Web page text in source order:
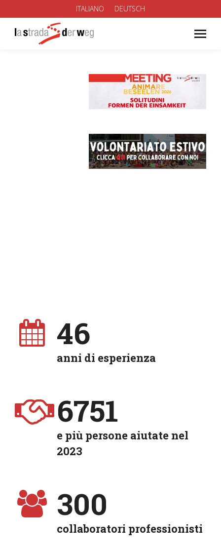
ITALIANO DEUTSCH
46
anni di esperienza
6751
e più persone aiutate nel
2023
300
collaboratori professionisti